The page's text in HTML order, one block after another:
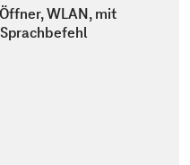
WLAN, mit